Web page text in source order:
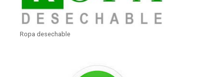
Ropa desechable